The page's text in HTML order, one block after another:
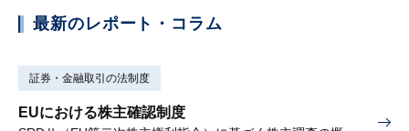
最新のレポート・コラム
証券・金融取引の法制度
EUにおける株主確認制度